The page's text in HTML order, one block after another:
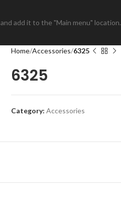
and add it to the "Main menu" location.
Home Accessories 6325
6325
Category: Accessories